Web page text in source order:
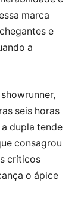
marca
e
a
seis horas
dupla tende
consagrou
críticos
o ápice